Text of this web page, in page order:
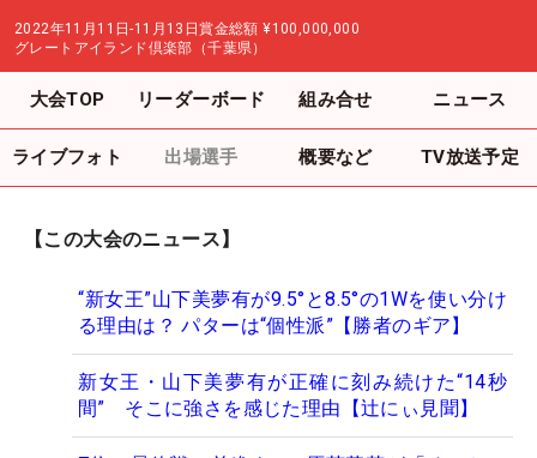
2022年11月11日-11月13日賞金総額 ¥100,000,000
グレートアイランド倶楽部（千葉県）
大会TOP リーダーボード 組み合せ ニュース
ライブフォト 出場選手 概要など TV放送予定
【この大会のニュース】
“新女王”山下美夢有が9.5°と8.5°の1Wを使い分け
る理由は？ パターは“個性派”【勝者のギア】
新女王・山下美夢有が正確に刻み続けた“14秒
間” そこに強さを感じた理由【辻にぃ見聞】